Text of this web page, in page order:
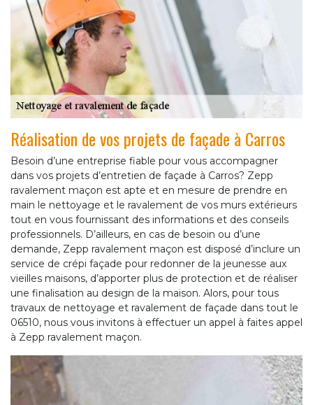
Réalisation de vos projets de façade à Carros
Besoin d’une entreprise fiable pour vous accompagner
dans vos projets d’entretien de façade à Carros? Zepp
ravalement maçon est apte et en mesure de prendre en
main le nettoyage et le ravalement de vos murs extérieurs
tout en vous fournissant des informations et des conseils
professionnels. D’ailleurs, en cas de besoin ou d’une
demande, Zepp ravalement maçon est disposé d’inclure un
service de crépi façade pour redonner de la jeunesse aux
vieilles maisons, d’apporter plus de protection et de réaliser
une finalisation au design de la maison. Alors, pour tous
travaux de nettoyage et ravalement de façade dans tout le
06510, nous vous invitons à effectuer un appel à faites appel
à Zepp ravalement maçon.